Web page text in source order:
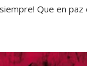
Que en paz